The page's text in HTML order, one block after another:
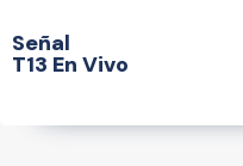
Señal
T13 En Vivo